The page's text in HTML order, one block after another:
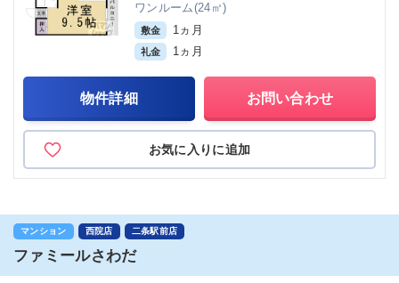
ワンルーム(24㎡)
敷金 1ヵ月
礼金 1ヵ月
物件詳細 お問い合わせ
お気に入りに追加
マンション 西院店 二条駅前店
ファミールさわだ